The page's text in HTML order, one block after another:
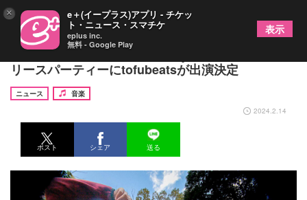
Neibiss、ニューアルバム『Daydream Marker』リ
リースパーティーにtofubeatsが出演決定
ニュース
音楽
2024.2.14
ポスト シェア 送る
× e＋(イープラス)アプリ - チケッ
ト・ニュース・スマチケ
eplus inc.
無料 - Google Play
表示